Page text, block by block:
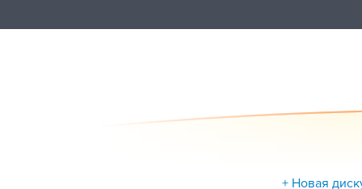
+ Новая